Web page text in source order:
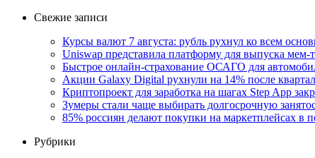
Свежие записи
Курсы валют 7 августа: рубль рухнул ко всем
Uniswap представила платформу для выпуска мем-
Быстрое онлайн-страхование ОСАГО для
Акции Galaxy Digital рухнули на 14% после
Криптопроект для заработка на шагах Step App
Зумеры стали чаще выбирать долгосрочную
85% россиян делают покупки на маркетплейсах в
Рубрики